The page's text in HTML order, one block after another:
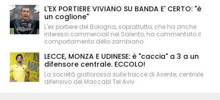
L'EX PORTIERE VIVIANO SU BANDA E' CERTO: "è
un coglione"
L'ex portiere del Bologna, soprattutto, che ha anche
interessi commerciali nel Salento, ha commentato il
comportamento dello zambiano
LECCE, MONZA E UDINESE: è "caccia" a 3 a un
difensore centrale. ECCOLO!
La società giallorossa sulle tracce di Asente, centrale
difensivo del Maccabi Tel Aviv